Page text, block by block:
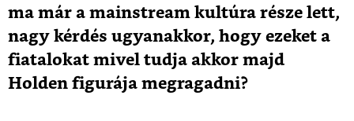
ma már a mainstream kultúra része lett,
nagy kérdés ugyanakkor, hogy ezeket a
fiatalokat mivel tudja akkor majd
Holden figurája megragadni?